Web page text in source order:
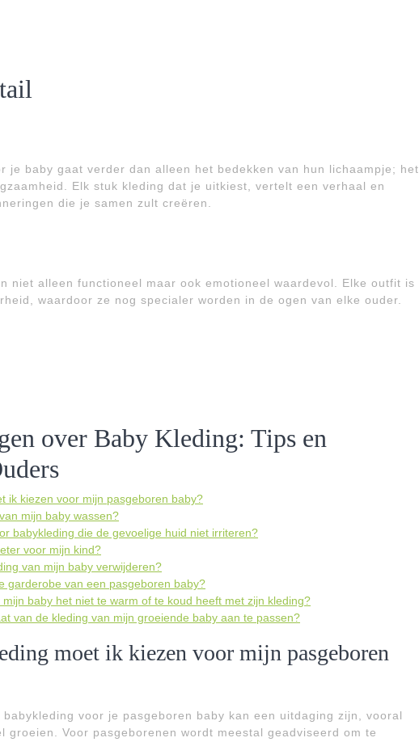
je baby gaat verder dan alleen het bedekken van hun lichaampje; het
Elk stuk kleding dat je uitkiest, vertelt een verhaal en
die je samen zult creëren.
niet alleen functioneel maar ook emotioneel waardevol. Elke outfit is
waardoor ze nog specialer worden in de ogen van elke ouder.
over Baby Kleding: Tips en
ik kiezen voor mijn pasgeboren baby?
mijn baby wassen?
babykleding die de gevoelige huid niet irriteren?
voor mijn kind?
van mijn baby verwijderen?
garderobe van een pasgeboren baby?
baby het niet te warm of te koud heeft met zijn kleding?
van de kleding van mijn groeiende baby aan te passen?
moet ik kiezen voor mijn pasgeboren
voor je pasgeboren baby kan een uitdaging zijn, vooral
groeien. Voor pasgeborenen wordt meestal geadviseerd om te